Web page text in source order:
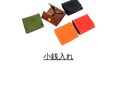
小銭入れ